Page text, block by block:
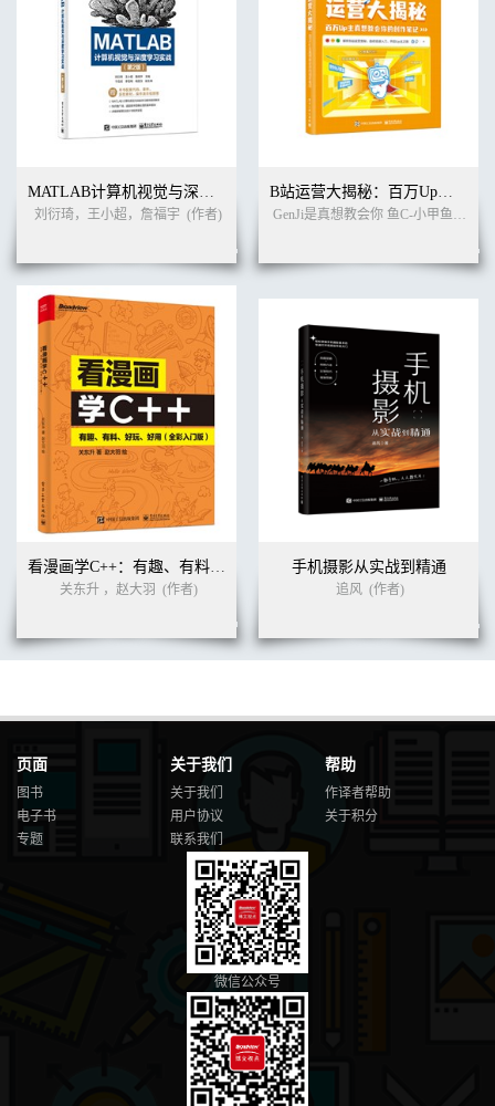
刘衍琦，王小超，詹福宇 (作者) GenJi是真想教会你 鱼C-小甲鱼 阿Test正经比比 编著
关东升 ，赵大羽 (作者)
手机摄影从实战到精通
追风 (作者)
页面
图书
电子书
专题
关于我们
关于我们
用户协议
联系我们
帮助
作译者帮助
关于积分
微信公众号